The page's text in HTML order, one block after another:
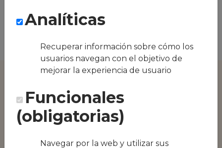
Solicita una demo
Analíticas
Recuperar información sobre cómo los
usuarios navegan con el objetivo de
mejorar la experiencia de usuario
Funcionales
(obligatorias)
Navegar por la web y utilizar sus